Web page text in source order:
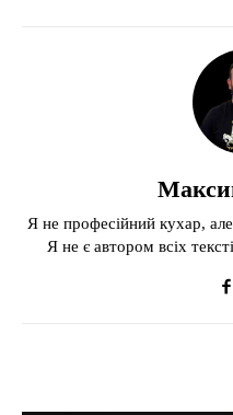
Я не професійний кухар,
Я не є автором всіх